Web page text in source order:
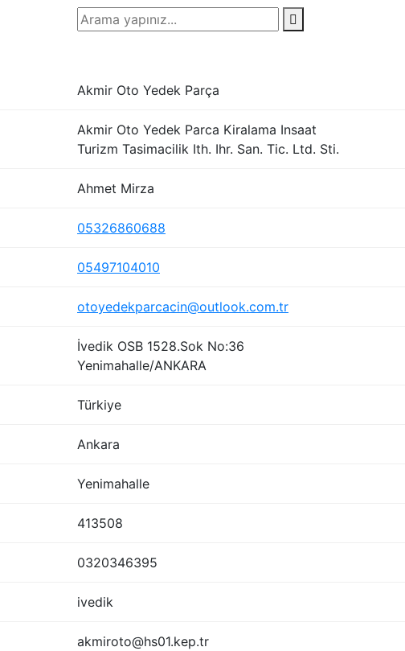
Akmir Oto Yedek Parça
Akmir Oto Yedek Parca Kiralama Insaat
Turizm Tasimacilik Ith. Ihr. San. Tic. Ltd. Sti.
Ahmet Mirza
05326860688
05497104010
otoyedekparcacin@outlook.com.tr
İvedik OSB 1528.Sok No:36
Yenimahalle/ANKARA
Türkiye
Ankara
Yenimahalle
413508
0320346395
ivedik
akmiroto@hs01.kep.tr